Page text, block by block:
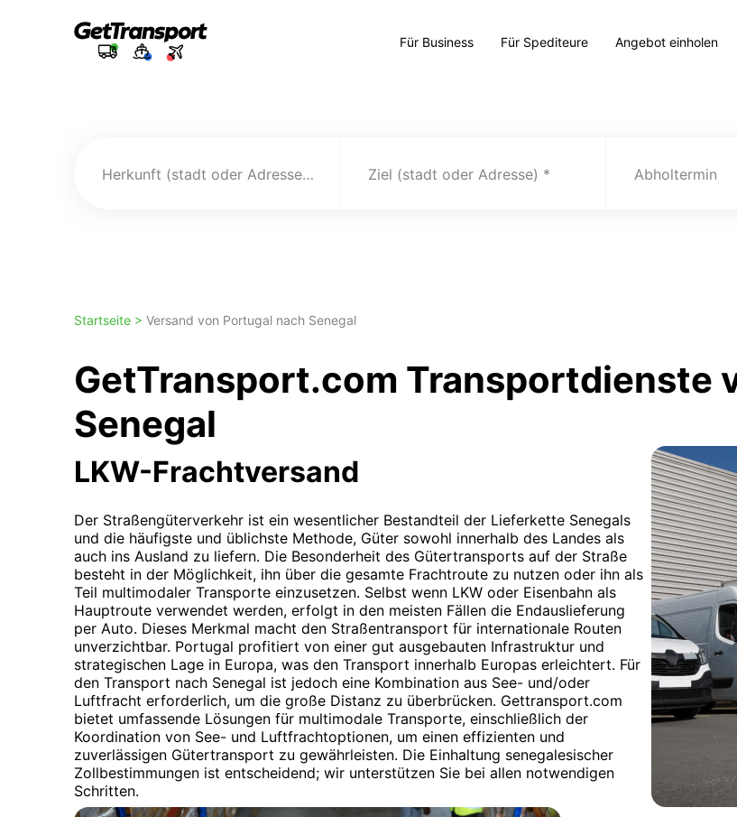
Für Business Für Spediteure Angebot einholen
Herkunft (stadt oder Adresse) Ziel (stadt oder Adresse) Abholtermin
Startseite > Versand von Portugal nach Senegal
GetTransport.com Transportdienste
Senegal
LKW-Frachtversand
Der Straßengüterverkehr ist ein wesentlicher Bestandteil der Lieferkette Senegals
und die häufigste und üblichste Methode, Güter sowohl innerhalb des Landes als
auch ins Ausland zu liefern. Die Besonderheit des Gütertransports auf der Straße
besteht in der Möglichkeit, ihn über die gesamte Frachtroute zu nutzen oder ihn als
Teil multimodaler Transporte einzusetzen. Selbst wenn LKW oder Eisenbahn als
Hauptroute verwendet werden, erfolgt in den meisten Fällen die Endauslieferung
per Auto. Dieses Merkmal macht den Straßentransport für internationale Routen
unverzichtbar. Portugal profitiert von einer gut ausgebauten Infrastruktur und
strategischen Lage in Europa, was den Transport innerhalb Europas erleichtert. Für
den Transport nach Senegal ist jedoch eine Kombination aus See- und/oder
Luftfracht erforderlich, um die große Distanz zu überbrücken. Gettransport.com
bietet umfassende Lösungen für multimodale Transporte, einschließlich der
Koordination von See- und Luftfrachtoptionen, um einen effizienten und
zuverlässigen Gütertransport zu gewährleisten. Die Einhaltung senegalesischer
Zollbestimmungen ist entscheidend; wir unterstützen Sie bei allen notwendigen
Schritten.